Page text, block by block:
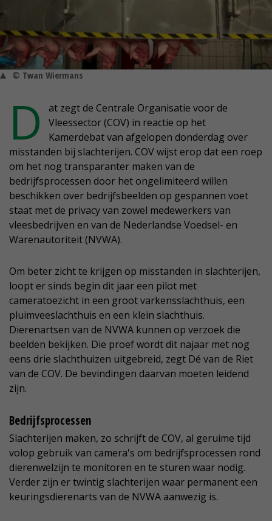
© Twan Wiermans
D
at zegt de Centrale Organisatie voor de
Vleessector (COV) in reactie op het
Kamerdebat van afgelopen donderdag over
misstanden bij slachterijen. COV wijst erop dat een roep
om het nog transparanter maken van de
bedrijfsprocessen door het ongelimiteerd willen
beschikken over bedrijfsbeelden op gespannen voet
staat met de privacy van zowel medewerkers van
vleesbedrijven en van de Nederlandse Voedsel- en
Warenautoriteit (NVWA).
Om beter zicht te krijgen op misstanden in slachterijen,
loopt er sinds begin dit jaar een pilot met
cameratoezicht in een groot varkensslachthuis, een
pluimveeslachthuis en een klein slachthuis.
Dierenartsen van de NVWA kunnen op verzoek die
beelden bekijken. Die proef wordt dit najaar met nog
eens drie slachthuizen uitgebreid, zegt Dé van de Riet
van de COV. De bevindingen daarvan moeten leidend
zijn.
Bedrijfsprocessen
Slachterijen maken, zo schrijft de COV, al geruime tijd
volop gebruik van camera's om bedrijfsprocessen rond
dierenwelzijn te monitoren en te sturen waar nodig.
Verder zijn er twintig slachterijen waar permanent een
keuringsdierenarts van de NVWA aanwezig is.